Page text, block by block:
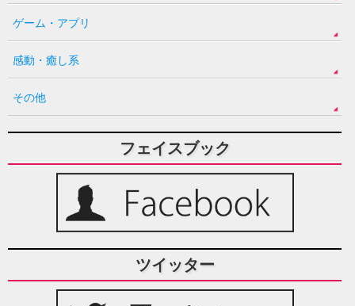
ゲーム・アプリ
感動・癒し系
その他
フェイスブック
ツイッター